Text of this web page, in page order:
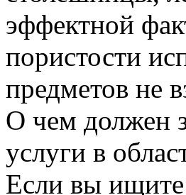
эффектной
пористости
предметов не
О чем должен
услуги в
Если вы